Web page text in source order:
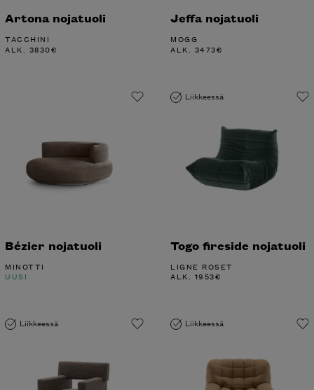
Artona nojatuoli
TACCHINI
ALK. 3830€
Jeffa nojatuoli
MOGG
ALK. 3473€
Bézier nojatuoli
MINOTTI
UUSI
Liikkeessä
Togo fireside nojatuoli
LIGNE ROSET
ALK. 1953€
Liikkeessä Liikkeessä